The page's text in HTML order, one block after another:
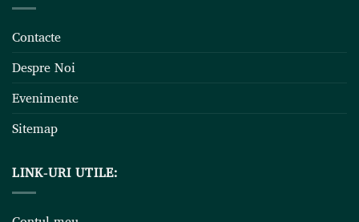
Contacte
Despre Noi
Evenimente
Sitemap
LINK-URI UTILE: